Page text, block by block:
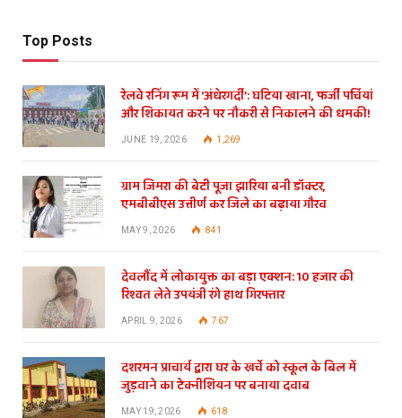
Top Posts
रेलवे रनिंग रूम में ‘अंधेरगर्दी’: घटिया खाना, फर्जी पर्चियां
और शिकायत करने पर नौकरी से निकालने की धमकी!
JUNE 19, 2026 1,269
ग्राम जिमरा की बेटी पूजा झारिया बनी डॉक्टर,
एमबीबीएस उत्तीर्ण कर जिले का बढ़ाया गौरव
MAY 9, 2026 841
देवलौंद में लोकायुक्त का बड़ा एक्शन: 10 हजार की
रिश्वत लेते उपयंत्री रंगे हाथ गिरफ्तार
APRIL 9, 2026 767
दशरमन प्राचार्य द्वारा घर के खर्चे को स्कूल के बिल में
जुड़वाने का टेक्नीशियन पर बनाया दवाब
MAY 19, 2026 618